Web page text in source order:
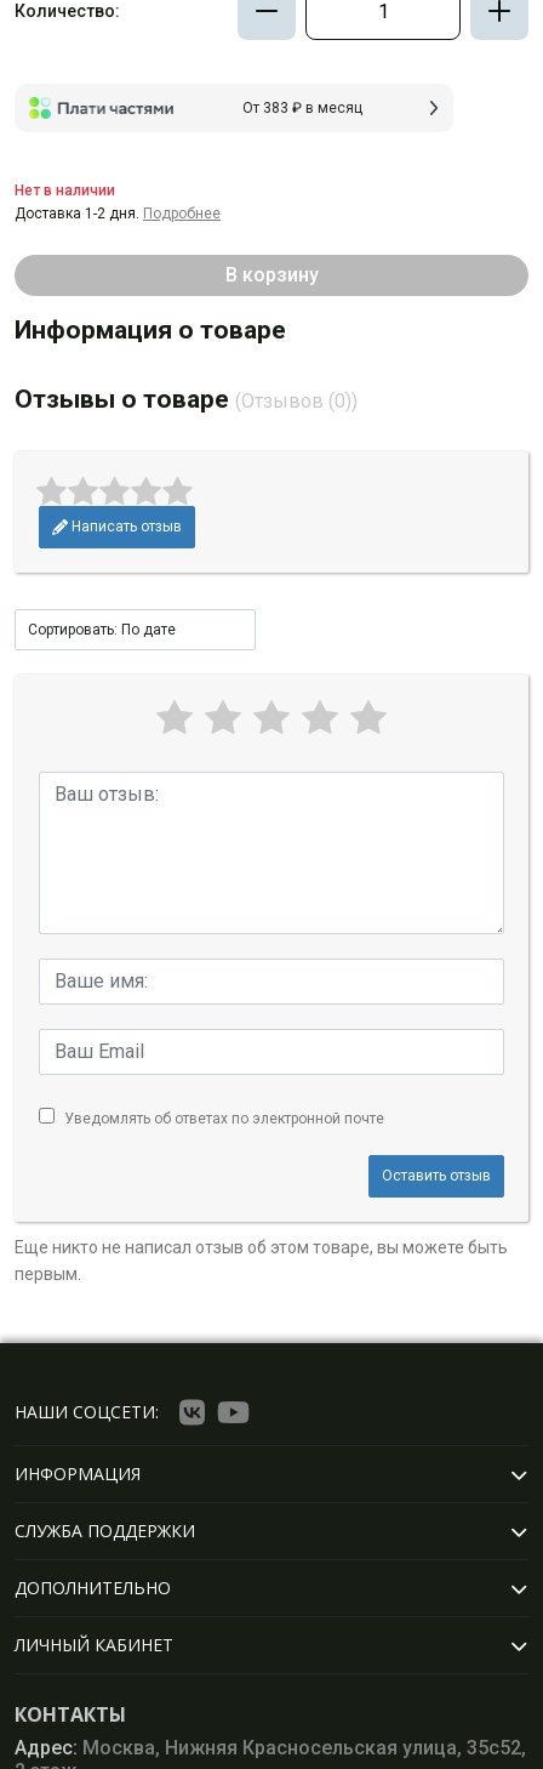
Количество:
От 383 ₽ в месяц
В корзину
Нет в наличии
Доставка 1-2 дня. Подробнее
Информация о товаре
Отзывы о товаре (Отзывов (0))
Написать отзыв
Уведомлять об ответах по электронной почте
Оставить отзыв
Еще никто не написал отзыв об этом товаре, вы можете быть
первым.
НАШИ СОЦСЕТИ:
ИНФОРМАЦИЯ
СЛУЖБА ПОДДЕРЖКИ
ДОПОЛНИТЕЛЬНО
ЛИЧНЫЙ КАБИНЕТ
КОНТАКТЫ
Адрес: Москва, Нижняя Красносельская улица, 35с52,